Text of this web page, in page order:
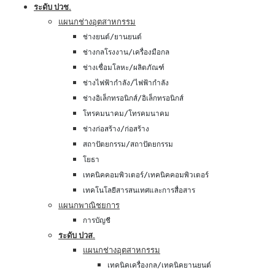
ระดับ ปวช.
แผนกช่างอุตสาหกรรม
ช่างยนต์/ยานยนต์
ช่างกลโรงงาน/เครื่องมือกล
ช่างเชื่อมโลหะ/ผลิตภัณฑ์
ช่างไฟฟ้ากำลัง/ไฟฟ้ากำลัง
ช่างอิเล็กทรอนิกส์/อิเล็กทรอนิกส์
โทรคมนาคม/โทรคมนาคม
ช่างก่อสร้าง/ก่อสร้าง
สถาปัตยกรรม/สถาปัตยกรรม
โยธา
เทคนิคคอมพิวเตอร์/เทคนิคคอมพิวเตอร์
เทคโนโลยีสารสนเทศและการสื่อสาร
แผนกพาณิชยการ
การบัญชี
ระดับ ปวส.
แผนกช่างอุตสาหกรรม
เทคนิคเครื่องกล/เทคนิคยานยนต์